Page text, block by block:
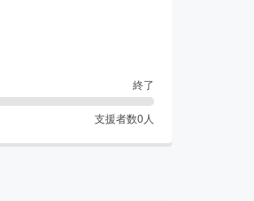
終了
支援者数0 人